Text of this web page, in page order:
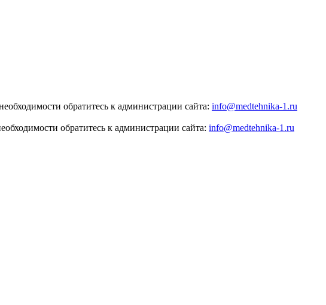
обратитесь к администрации сайта: info@medtehnika-1.ru
обратитесь к администрации сайта: info@medtehnika-1.ru